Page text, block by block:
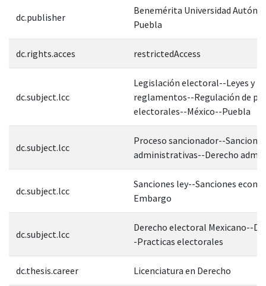
dc.publisher
Benemérita Universidad
Puebla
dc.rights.acces restrictedAccess
dc.subject.lcc
Legislación electoral--Leyes y
reglamentos--Regulación de
electorales--México--Puebla
dc.subject.lcc
Proceso sancionador--Sanciones
administrativas--Derecho
dc.subject.lcc
Sanciones ley--Sanciones
Embargo
dc.subject.lcc
Derecho electoral Mexicano--
-Practicas electorales
dc.thesis.career Licenciatura en Derecho